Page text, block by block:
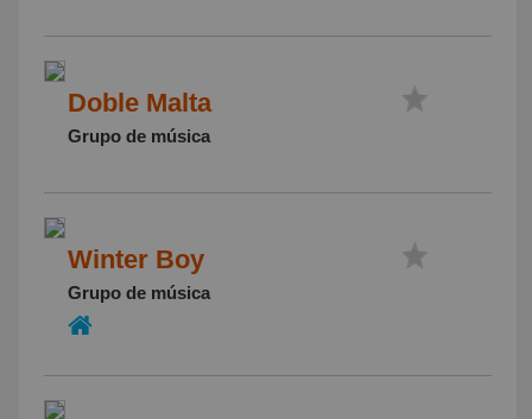
Doble Malta
Grupo de música
Winter Boy
Grupo de música